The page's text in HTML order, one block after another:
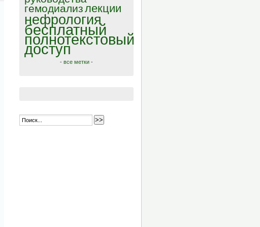
гемодиализлекции
нефрология
бесплатный
полнотекстовый
доступ
- все метки-
>>